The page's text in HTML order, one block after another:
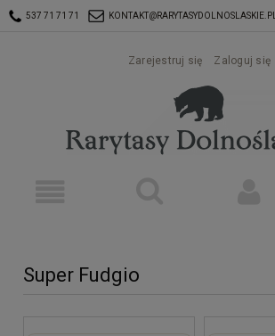
537 71 71 71 KONTAKT@RARYTASYDOLNOSLASKIE.PL
Zarejestruj się Zaloguj się
Super Fudgio